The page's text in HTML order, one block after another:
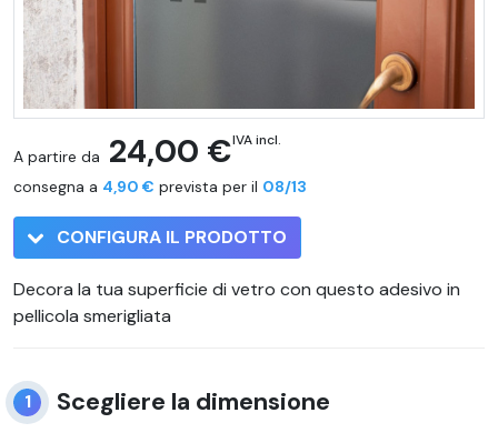
A partire da 24,00 €IVA incl.
consegna a 4,90 € prevista per il 08/13
CONFIGURA IL PRODOTTO
Decora la tua superficie di vetro con questo adesivo in
pellicola smerigliata
1 Scegliere la dimensione